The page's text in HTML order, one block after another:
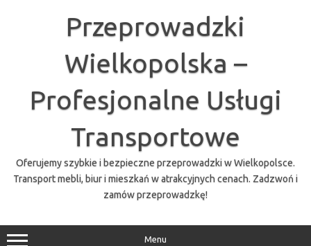
Przeprowadzki
Wielkopolska –
Profesjonalne Usługi
Transportowe
Oferujemy szybkie i bezpieczne przeprowadzki w Wielkopolsce.
Transport mebli, biur i mieszkań w atrakcyjnych cenach. Zadzwoń i
zamów przeprowadzkę!
Menu